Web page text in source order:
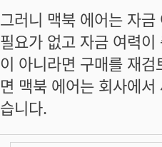
그러니 맥북 에어는 자
필요가 없고 자금 여력
이 아니라면 구매를 재
면 맥북 에어는 회사에
습니다.